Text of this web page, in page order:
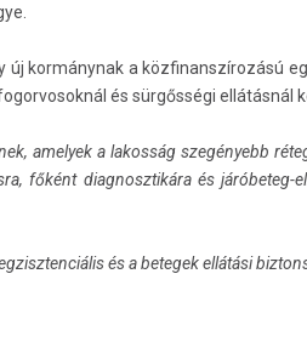
kormánynak a közfinanszírozású
és sürgősségi ellátásnál
amelyek a lakosság szegényebb
főként diagnosztikára és járóbeteg-
és a betegek ellátási